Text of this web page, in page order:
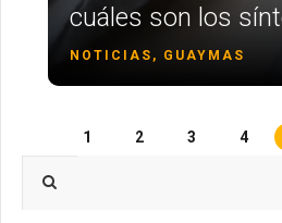
cuáles son los
NOTICIAS, GUAYMAS
1 2 3 4